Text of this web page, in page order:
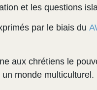
et les questions
par le biais du
aux chrétiens le
monde multiculturel.